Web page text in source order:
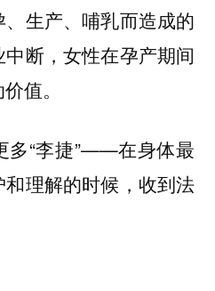
生产、哺乳而造成的
断，女性在孕产期间
值。
多“李捷”——在身体最
理解的时候，收到法